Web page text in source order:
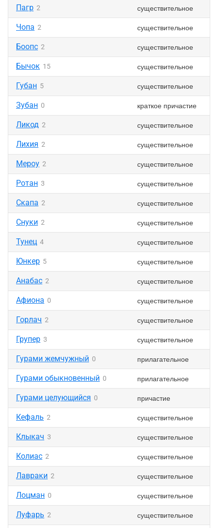
Пагр 2 существительное
Чопа 2 существительное
Боопс 2 существительное
Бычок 15 существительное
Губан 5 существительное
Зубан 0 краткое причастие
Ликод 2 существительное
Лихия 2 существительное
Мероу 2 существительное
Ротан 3 существительное
Скапа 2 существительное
Снуки 2 существительное
Тунец 4 существительное
Юнкер 5 существительное
Анабас 2 существительное
Афиона 0 существительное
Горлач 2 существительное
Групер 3 существительное
Гурами жемчужный 0 прилагательное
Гурами обыкновенный 0 прилагательное
Гурами целующийся 0 причастие
Кефаль 2 существительное
Клыкач 3 существительное
Колиас 2 существительное
Лавраки 2 существительное
Лоцман 0 существительное
Луфарь 2 существительное